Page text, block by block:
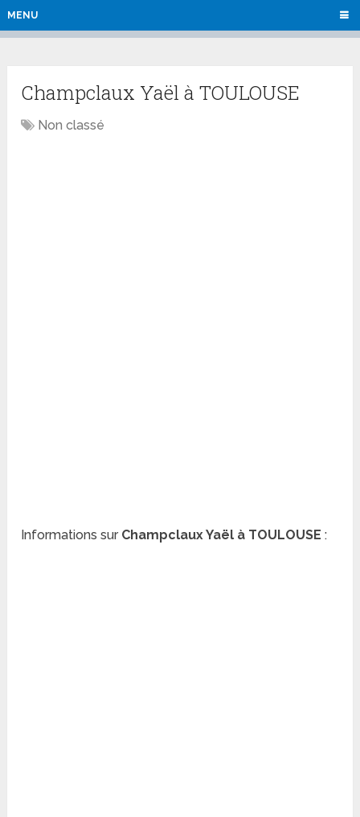
MENU
Champclaux Yaël à TOULOUSE
Non classé
Informations sur Champclaux Yaël à TOULOUSE :